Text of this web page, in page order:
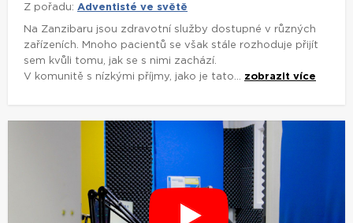
Z pořadu: Adventisté ve světě
Na Zanzibaru jsou zdravotní služby dostupné v různých
zařízeních. Mnoho pacientů se však stále rozhoduje přijít
sem kvůli tomu, jak se s nimi zachází.
V komunitě s nízkými příjmy, jako je tato... zobrazit více